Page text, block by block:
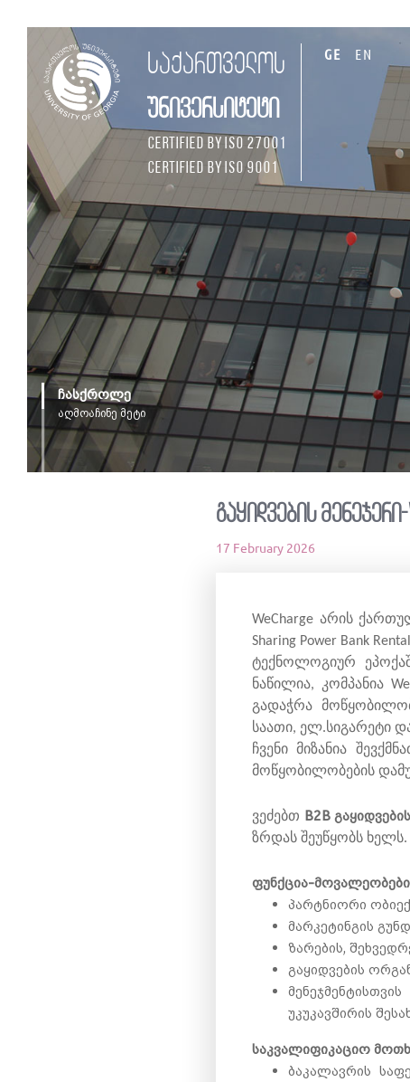
საქართველოს
უნივერსიტეტი
Certified by ISO 27001
Certified by ISO 9001
GE EN
ჩასქროლე
აღმოაჩინე მეტი
გაყიდვების
17 February 2026
WeCharge არის
Sharing Power Bank
ტექნოლოგიურ
ნაწილია, კომპანია
გადაჭრა
საათი, ელ.სიგარეტი
ჩვენი მიზანია
მოწყობილობების
ვეძებთ B2B
ზრდას შეუწყობს ხელს.
ფუნქცია-
პარტნიორი
მარკეტინგის
ზარების,
გაყიდვების
უკუკავშირის
საკვალიფიკაციო
ბაკალავრის